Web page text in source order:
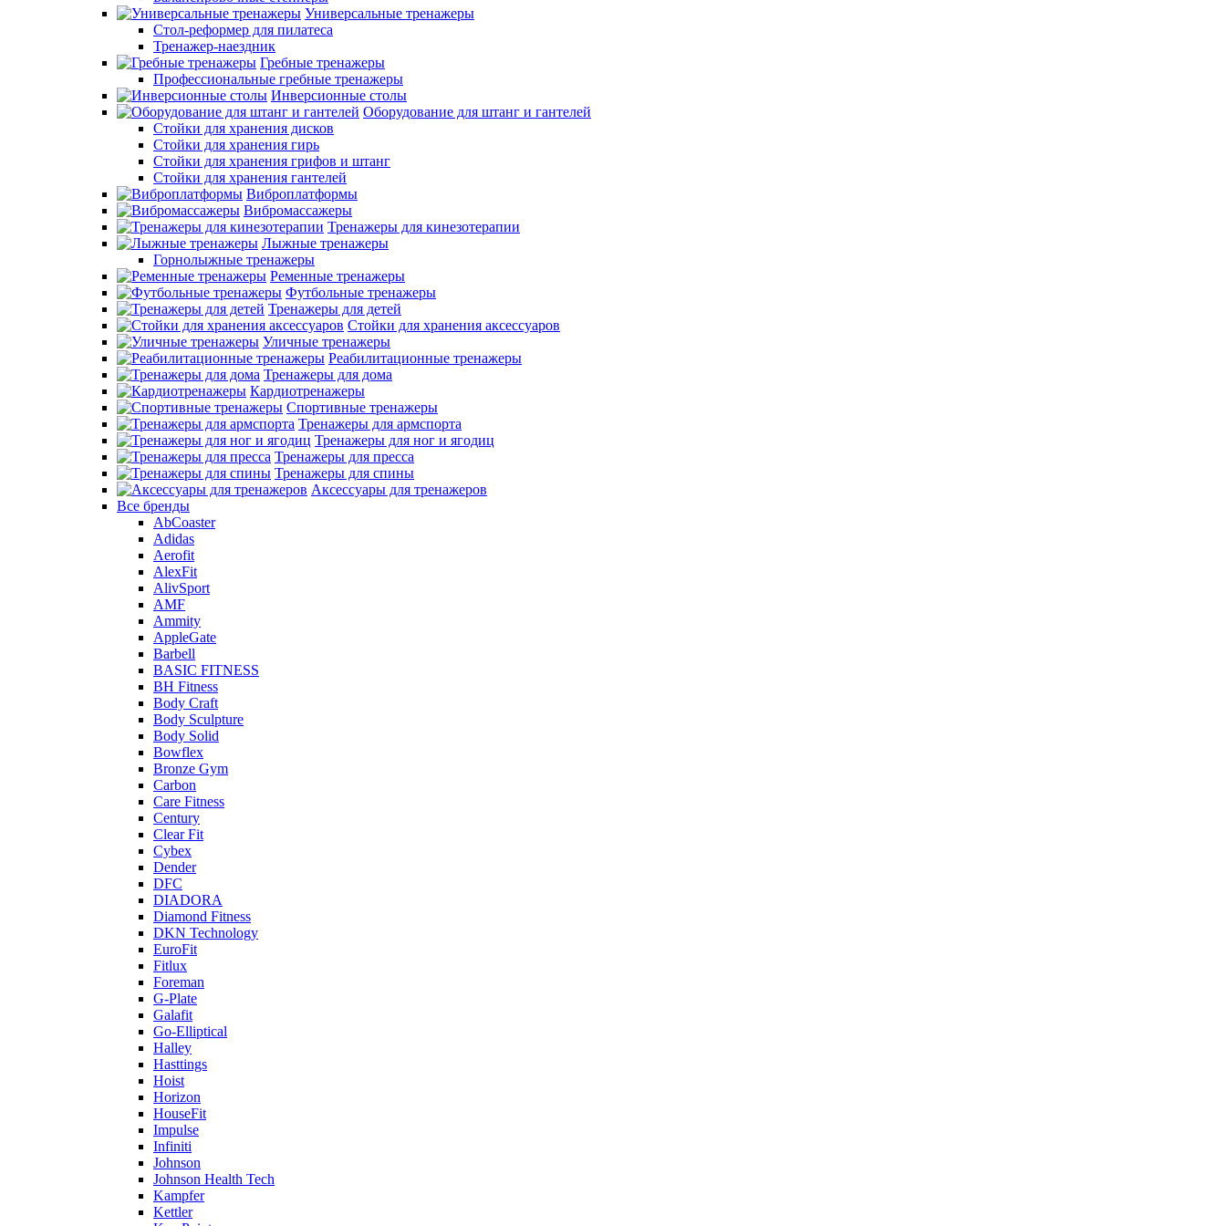
Универсальные тренажеры
Стол-реформер для пилатеса
Тренажер-наездник
Гребные тренажеры
Профессиональные гребные тренажеры
Инверсионные столы
Оборудование для штанг и гантелей
Стойки для хранения дисков
Стойки для хранения гирь
Стойки для хранения грифов и штанг
Стойки для хранения гантелей
Виброплатформы
Вибромассажеры
Тренажеры для кинезотерапии
Лыжные тренажеры
Горнолыжные тренажеры
Ременные тренажеры
Футбольные тренажеры
Тренажеры для детей
Стойки для хранения аксессуаров
Уличные тренажеры
Реабилитационные тренажеры
Тренажеры для дома
Кардиотренажеры
Спортивные тренажеры
Тренажеры для армспорта
Тренажеры для ног и ягодиц
Тренажеры для пресса
Тренажеры для спины
Аксессуары для тренажеров
Все бренды
AbCoaster
Adidas
Aerofit
AlexFit
AlivSport
AMF
Ammity
AppleGate
Barbell
BASIC FITNESS
BH Fitness
Body Craft
Body Sculpture
Body Solid
Bowflex
Bronze Gym
Carbon
Care Fitness
Century
Clear Fit
Cybex
Dender
DFC
DIADORA
Diamond Fitness
DKN Technology
EuroFit
Fitlux
Foreman
G-Plate
Galafit
Go-Elliptical
Halley
Hasttings
Hoist
Horizon
HouseFit
Impulse
Infiniti
Johnson
Johnson Health Tech
Kampfer
Kettler